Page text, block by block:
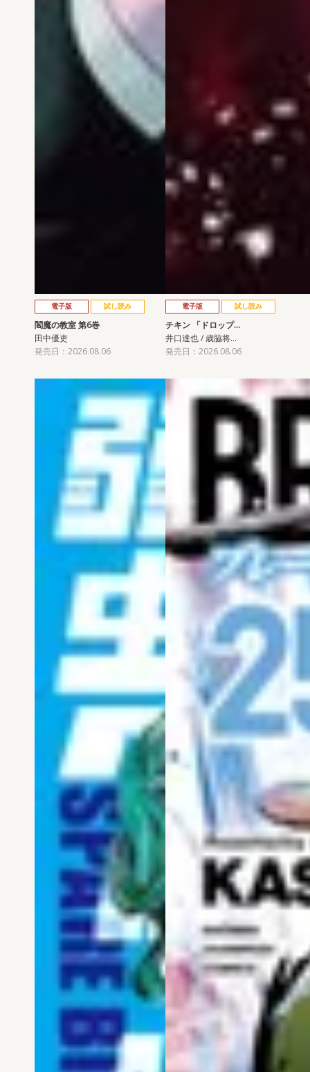
電子版 試し読み
閻魔の教室 第6巻
田中優吏
発売日：2026.08.06
電子版 試し読み
チキン 「ドロップ…
井口達也 / 歳脇将…
発売日：2026.08.06